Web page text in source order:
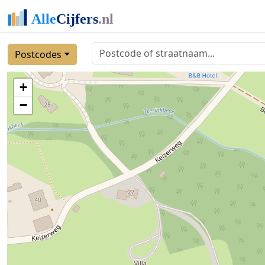
Postcodes
+
−